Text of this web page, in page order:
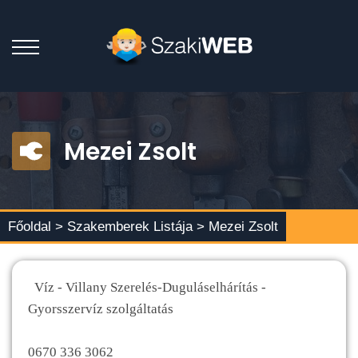
Mezei Zsolt
Főoldal > Szakemberek Listája > Mezei Zsolt
Víz - Villany Szerelés-Duguláselhárítás -
Gyorsszervíz szolgáltatás
0670 336 3062